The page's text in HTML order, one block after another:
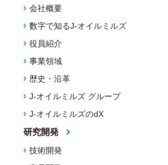
会社概要
数字で知るJ-オイルミルズ
役員紹介
事業領域
歴史・沿革
J-オイルミルズ グループ
J-オイルミルズのdX
研究開発
技術開発